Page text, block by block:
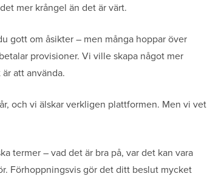
mer krångel än det är värt.
gott om åsikter – men många hoppar över
provisioner. Vi ville skapa något mer
att använda.
och vi älskar verkligen plattformen. Men vi vet
termer – vad det är bra på, var det kan vara
Förhoppningsvis gör det ditt beslut mycket